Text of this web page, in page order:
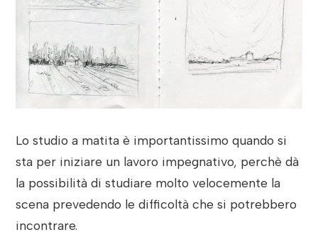
Lo studio a matita è importantissimo quando si
sta per iniziare un lavoro impegnativo, perchè dà
la possibilità di studiare molto velocemente la
scena prevedendo le difficoltà che si potrebbero
incontrare.